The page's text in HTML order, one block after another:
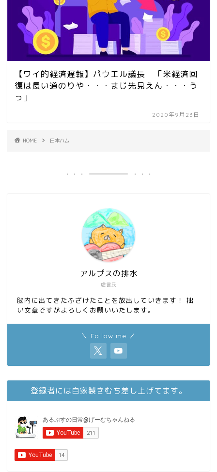
【ワイ的経済遅報】パウエル議長 「米経済回
復は長い道のりや・・・まじ先見えん・・・う
っ」
2020年9月23日
HOME 日本ハム
虚言氏
アルプスの排水
脳内に出てきたふざけたことを放出していきます！ 拙
い文章ですがよろしくお願いいたします。
＼ Follow me ／
登録者には自家製きむち差し上げてます。